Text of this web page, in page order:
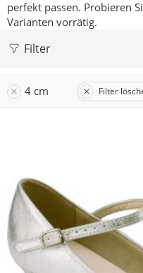
perfekt passen. Probieren
Varianten vorrätig.
Filter
4 cm Filter